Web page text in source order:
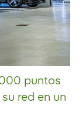
puntos
red en un